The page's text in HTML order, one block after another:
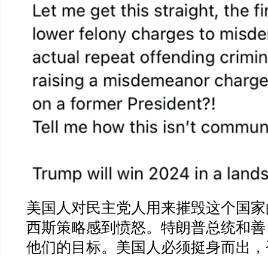
美国人对民主党人用来摧毁这个国
西斯策略感到愤怒。特朗普总统和
他们的目标。美国人必须挺身而出